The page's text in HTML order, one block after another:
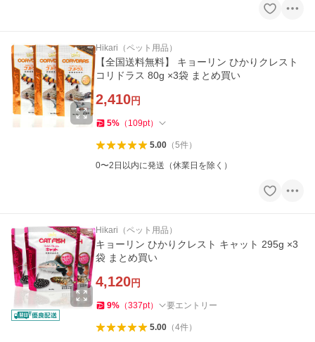
Hikari（ペット用品）
【全国送料無料】 キョーリン ひかりクレスト
コリドラス 80g ×3袋 まとめ買い
2,410円
5% （ 109pt）
5.00（5件）
0〜2日以内に発送（休業日を除く）
Hikari（ペット用品）
キョーリン ひかりクレスト キャット 295g ×3
袋 まとめ買い
4,120円
9% （337pt） 要エントリー
5.00（4件）